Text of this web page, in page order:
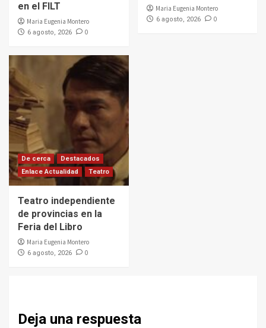
en el FILT
Maria Eugenia Montero
6 agosto, 2026 0
Maria Eugenia Montero
6 agosto, 2026 0
De cerca
Destacados
Enlace Actualidad
Teatro
Teatro independiente
de provincias en la
Feria del Libro
Maria Eugenia Montero
6 agosto, 2026 0
Deja una respuesta